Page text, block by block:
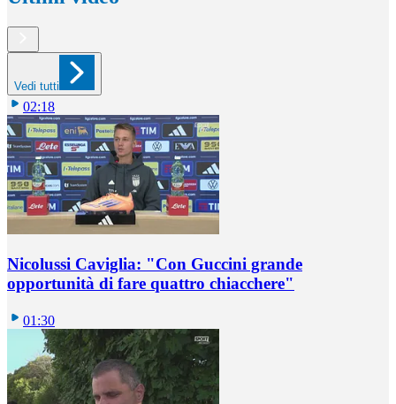
Vedi tutti
02:18
Nicolussi Caviglia: "Con Guccini grande
opportunità di fare quattro chiacchere"
01:30